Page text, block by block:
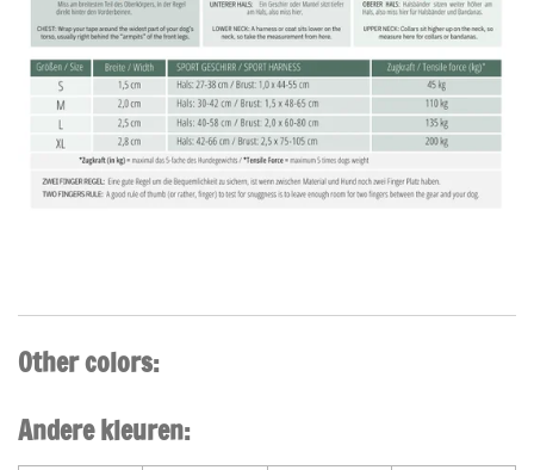
Other colors:
Andere kleuren: